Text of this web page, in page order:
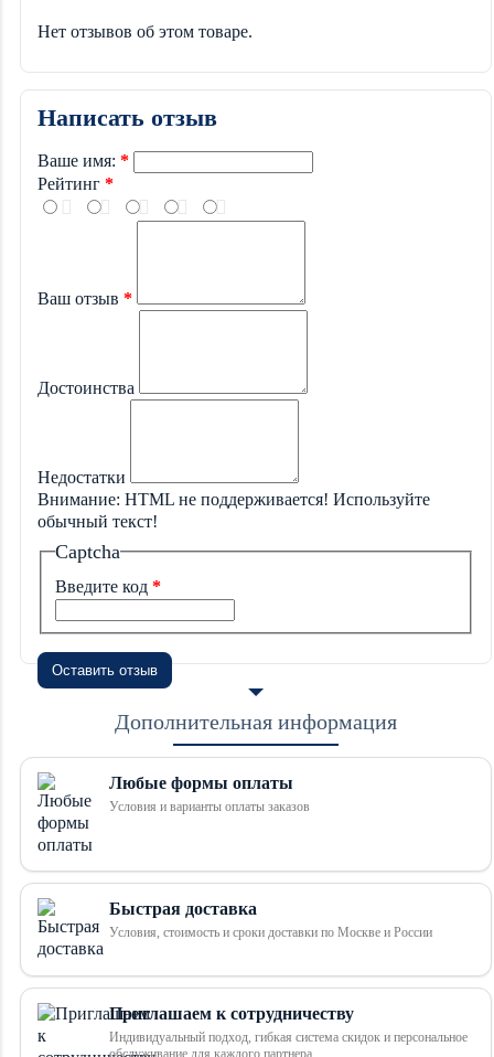
Нет отзывов об этом товаре.
Написать отзыв
Ваше имя:
Рейтинг
Ваш отзыв
Достоинства
Недостатки
Внимание: HTML не поддерживается! Используйте
обычный текст!
Captcha
Введите код
Оставить отзыв
Дополнительная информация
Любые формы оплаты
Условия и варианты оплаты заказов
Быстрая доставка
Условия, стоимость и сроки доставки по Москве и России
Приглашаем к сотрудничеству
Индивидуальный подход, гибкая система скидок и персональное
обслуживание для каждого партнера.